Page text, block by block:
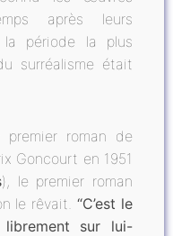
après leurs
la période la plus
surréalisme était
roman de
Goncourt en 1951
), le premier roman
le rêvait.“C’est le
librement sur lui-